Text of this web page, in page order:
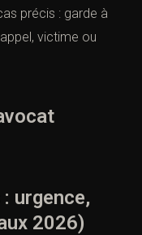
précis : garde à
victime ou
urgence,
2026)